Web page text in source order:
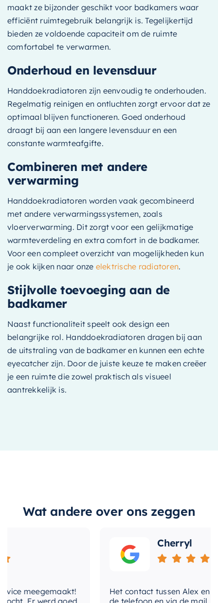
maakt ze bijzonder geschikt voor badkamers waar
efficiënt ruimtegebruik belangrijk is. Tegelijkertijd
bieden ze voldoende capaciteit om de ruimte
comfortabel te verwarmen.
Onderhoud en levensduur
Handdoekradiatoren zijn eenvoudig te onderhouden.
Regelmatig reinigen en ontluchten zorgt ervoor dat ze
optimaal blijven functioneren. Goed onderhoud
draagt bij aan een langere levensduur en een
constante warmteafgifte.
Combineren met andere
verwarming
Handdoekradiatoren worden vaak gecombineerd
met andere verwarmingssystemen, zoals
vloerverwarming. Dit zorgt voor een gelijkmatige
warmteverdeling en extra comfort in de badkamer.
Voor een compleet overzicht van mogelijkheden kun
je ook kijken naar onze elektrische radiatoren.
Stijlvolle toevoeging aan de
badkamer
Naast functionaliteit speelt ook design een
belangrijke rol. Handdoekradiatoren dragen bij aan
de uitstraling van de badkamer en kunnen een echte
eyecatcher zijn. Door de juiste keuze te maken creëer
je een ruimte die zowel praktisch als visueel
aantrekkelijk is.
Wat andere over ons zeggen
meegemaakt!
Er werd goed
Cherryl
Het contact tussen Alex en ik
de telefoon en via de mail,